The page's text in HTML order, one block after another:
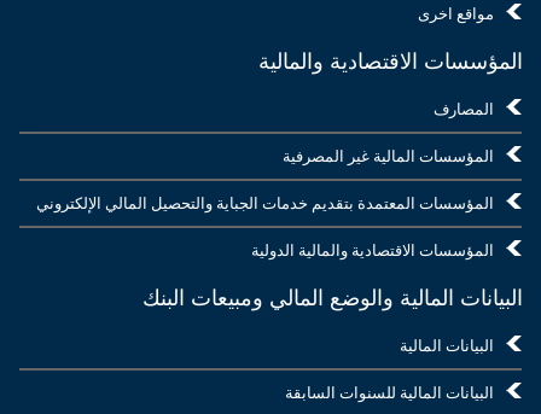
مواقع اخرى
المؤسسات الاقتصادية والمالية
المصارف
المؤسسات المالية غير المصرفية
المؤسسات المعتمدة بتقديم خدمات الجباية والتحصيل المالي الإلكتروني
المؤسسات الاقتصادية والمالية الدولية
البيانات المالية والوضع المالي ومبيعات البنك
البيانات المالية
البيانات المالية للسنوات السابقة